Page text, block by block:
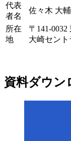
代表
者名
佐々⽊ ⼤輔
所在
地
〒141-
大崎セン
資料ダウン